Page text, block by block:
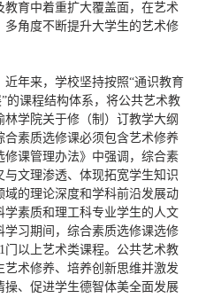
育中着重扩大覆盖面，在艺术
角度不断提升大学生的艺术修
近年来，学校坚持按照“通识教育
的课程结构体系，将公共艺术教
学院关于修（制）订教学大纲
素质选修课必须包含艺术修养
课管理办法》中强调，综合素
文理渗透、体现拓宽学生知识
的理论深度和学科前沿发展动
素质和理工科专业学生的人文
习期间，综合素质选修课选修
1门以上艺术类课程。公共艺术教
术修养、培养创新思维并激发
、促进学生德智体美全面发展